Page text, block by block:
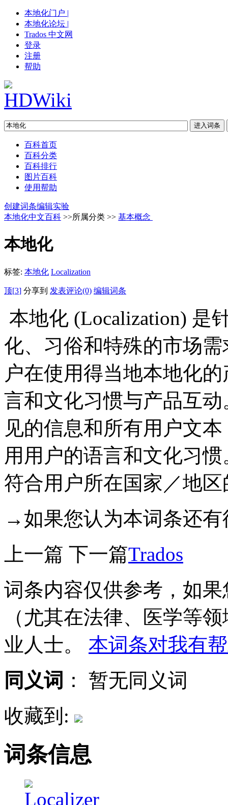
本地化门户 |
本地化论坛 |
Trados 中文网
登录
注册
帮助
百科首页
百科分类
百科排行
图片百科
使用帮助
创建词条编辑实验
本地化中文百科 >>所属分类 >> 基本概念
本地化
标签: 本地化 Localization
顶[3] 分享到 发表评论(0) 编辑词条
本地化 (Localization) 是
化、习俗和特殊的市场
户在使用得当地本地化
言和文化习惯与产品互
见的信息和所有用户文
用用户的语言和文化习
符合用户所在国家／地
→如果您认为本词条还
上一篇 下一篇Trados
词条内容仅供参考，如
（尤其在法律、医学等
业人士。
本词条对我有
同义词 ： 暂无同义词
收藏到:
词条信息